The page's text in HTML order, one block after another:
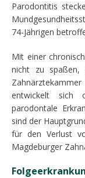
Parodontitis
74-Jährigen
Mit einer
nicht zu spaßen,
entwickelt sich
parodontale
sind der
für den Verlust
Magdeburger